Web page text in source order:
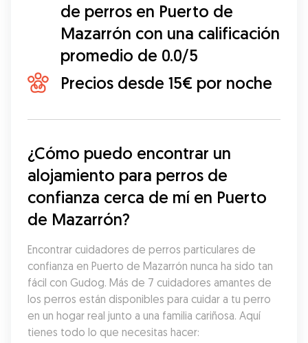
de perros en Puerto de
Mazarrón con una calificación
promedio de 0.0/5
Precios desde 15€ por noche
¿Cómo puedo encontrar un
alojamiento para perros de
confianza cerca de mí en Puerto
de Mazarrón?
Encontrar cuidadores de perros particulares de
confianza en Puerto de Mazarrón nunca ha sido tan
fácil con Gudog. Más de 7 cuidadores amantes de
los perros están disponibles para cuidar a tu perro
en un hogar real junto a una familia cariñosa. Aquí
tienes todo lo que necesitas hacer: